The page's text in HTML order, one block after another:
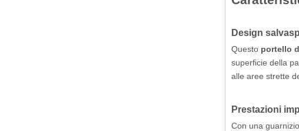
Design
Questo portello
superficie della
alle aree strette
Prestazioni
Con una